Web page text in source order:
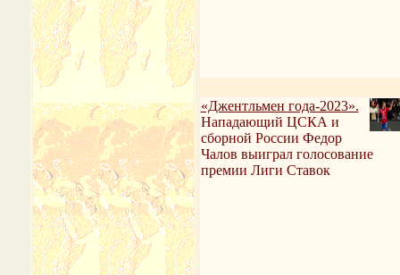
«Джентльмен года-2023».
Нападающий ЦСКА и
сборной России Федор
Чалов выиграл голосование
премии Лиги Ставок